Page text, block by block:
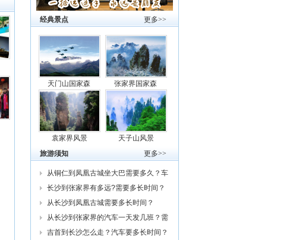
更多>>
经典景点
天门山国家森 张家界国家森
袁家界风景
天子山风景
更多>>
旅游须知
从铜仁到凤凰古城坐大巴需要多久？车
费
长沙到张家界有多远?需要多长时间？
从
从长沙到凤凰古城需要多长时间？
从长沙到张家界的汽车一天发几班？需
要
吉首到长沙怎么走？汽车要多长时间？